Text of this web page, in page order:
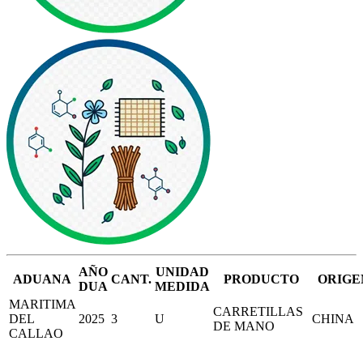
ADUANA
AÑO
DUA
CANT.
UNIDAD
MEDIDA
PRODUCTO
MARITIMA
DEL
CALLAO
2025 3 U
CARRETILLAS
DE MANO
CHINA